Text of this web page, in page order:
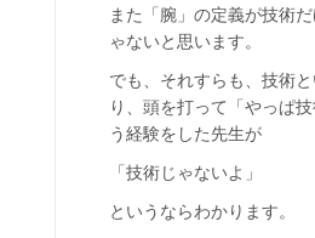
また「腕」の定義が技術
ゃないと思います。
でも、それすらも、技術
り、頭を打って「やっぱ
う経験をした先生が
「技術じゃないよ」
というならわかります。